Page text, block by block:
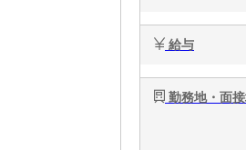
給与
勤務地・面